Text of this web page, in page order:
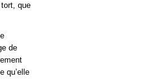
que
de
qu’elle